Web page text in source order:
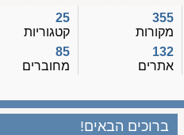
355
מקורות
132
אתרים
קטגוריות
מחוברים
ברוכים הבאים!